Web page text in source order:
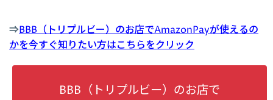
⇒BBB（トリプルビー）のお店でAmazonPayが使えるの
かを今すぐ知りたい方はこちらをクリック
BBB（トリプルビー）のお店で